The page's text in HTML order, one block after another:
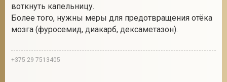
воткнуть капельницу.
Более того, нужны меры для предотвращения отёка
мозга (фуросемид, диакарб, дексаметазон).
+375 29 7513405